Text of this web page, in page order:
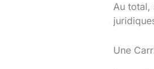
Au total,
Une